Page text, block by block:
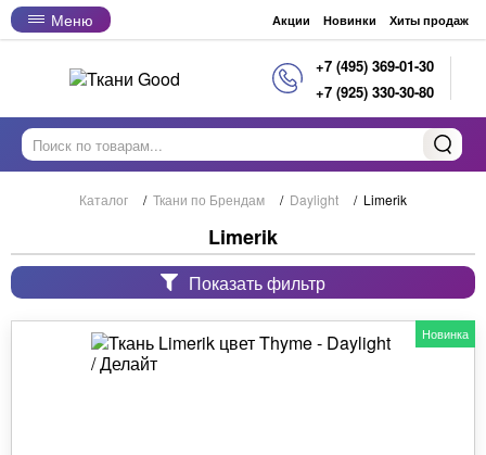
Меню Акции Новинки Хиты продаж
+7 (495) 369-01-30
+7 (925) 330-30-80
Каталог / Ткани по Брендам / Daylight / Limerik
Limerik
Показать фильтр
Новинка